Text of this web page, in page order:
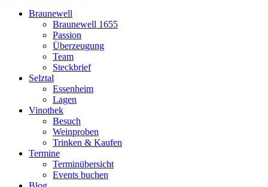
Braunewell
Braunewell 1655
Passion
Überzeugung
Team
Steckbrief
Selztal
Essenheim
Lagen
Vinothek
Besuch
Weinproben
Trinken & Kaufen
Termine
Terminübersicht
Events buchen